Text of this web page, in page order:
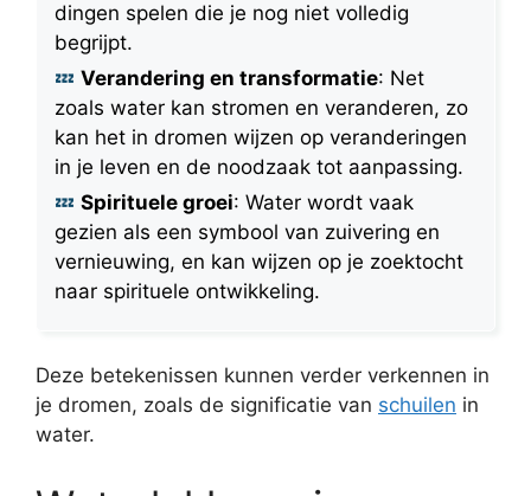
dingen spelen die je nog niet volledig
begrijpt.
Verandering en transformatie: Net
zoals water kan stromen en veranderen, zo
kan het in dromen wijzen op veranderingen
in je leven en de noodzaak tot aanpassing.
Spirituele groei: Water wordt vaak
gezien als een symbool van zuivering en
vernieuwing, en kan wijzen op je zoektocht
naar spirituele ontwikkeling.
Deze betekenissen kunnen verder verkennen in
je dromen, zoals de significatie van schuilen in
water.